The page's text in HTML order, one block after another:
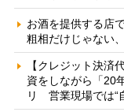
お酒を提供する店
粗相だけじゃない
【クレジット決済
資をしながら「20
リ 営業現場では“